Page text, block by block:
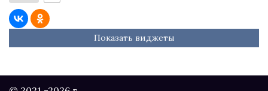
Показать виджеты